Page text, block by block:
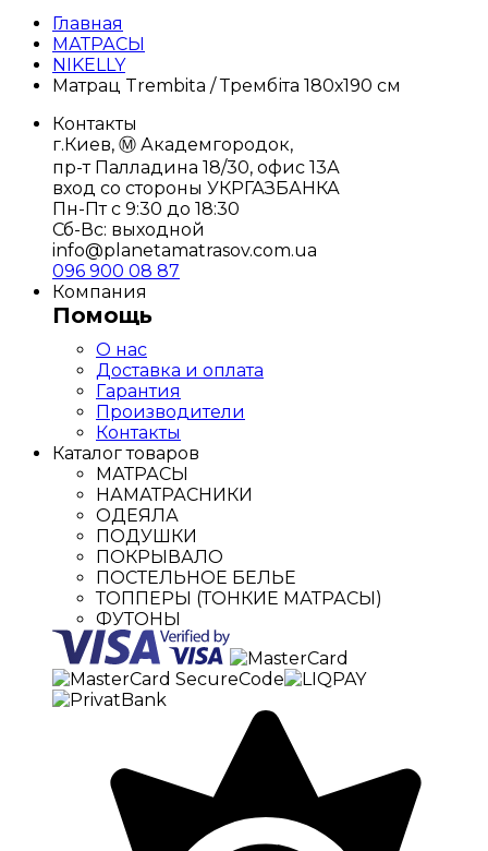
Главная
МАТРАСЫ
NIKELLY
Матрац Trembita / Трембіта 180х190 см
Контакты
г.Киев, Ⓜ️ Академгородок,
пр-т Палладина 18/30, офис 13А
вход со стороны УКРГАЗБАНКА
Пн-Пт с 9:30 до 18:30
Сб-Вс: выходной
info@planetamatrasov.com.ua
096 900 08 87
Компания
Помощь
О нас
Доставка и оплата
Гарантия
Производители
Контакты
Каталог товаров
МАТРАСЫ
НАМАТРАСНИКИ
ОДЕЯЛА
ПОДУШКИ
ПОКРЫВАЛО
ПОСТЕЛЬНОЕ БЕЛЬЕ
ТОППЕРЫ (ТОНКИЕ МАТРАСЫ)
ФУТОНЫ